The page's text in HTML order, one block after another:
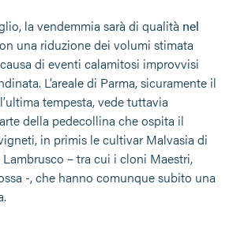
la vendemmia sarà di qualità nel
una riduzione dei volumi stimata
di eventi calamitosi improvvisi
L’areale di Parma, sicuramente il
tempesta, vede tuttavia
della pedecollina che ospita il
in primis le cultivar Malvasia di
– tra cui i cloni Maestri,
-, che hanno comunque subito una